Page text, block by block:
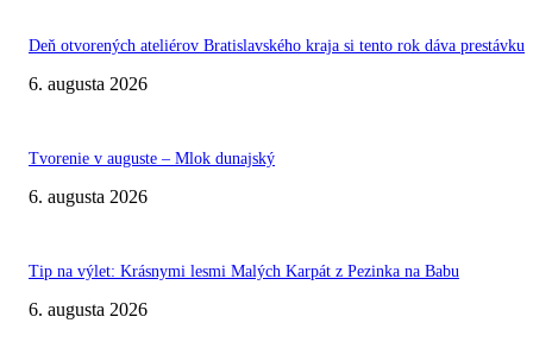
Deň otvorených ateliérov Bratislavského kraja si tento rok dáva prestávku
6. augusta 2026
Tvorenie v auguste – Mlok dunajský
6. augusta 2026
Tip na výlet: Krásnymi lesmi Malých Karpát z Pezinka na Babu
6. augusta 2026